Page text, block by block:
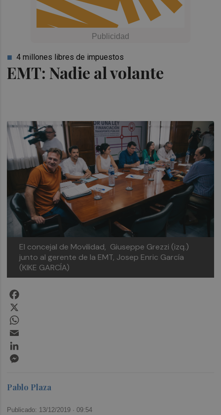
EMT: Nadie al volante
4 millones libres de impuestos
El concejal de Movilidad, Giuseppe Grezzi (izq.)
junto al gerente de la EMT, Josep Enric García
(KIKE GARCÍA)
Pablo Plaza
Publicado: 13/12/2019 ·09:54